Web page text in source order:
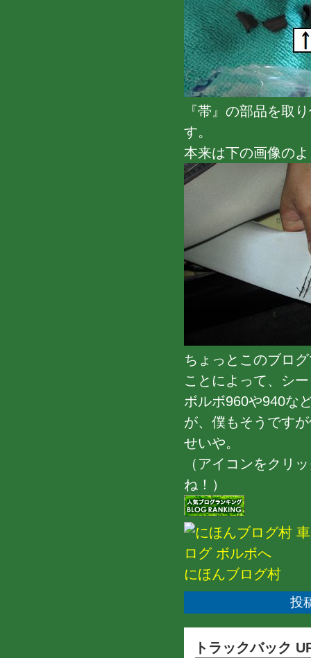
『帯』の部品を取
す。
本来は下の画像の
ちょっとこのブロ
ことによって、シ
ボルボ960や940な
が、僕もそうです
せいや。
（アイコンをクリ
ね！）
にほんブログ村
投
トラックバック